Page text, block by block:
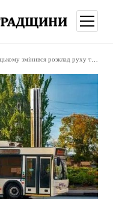
меню
змінився розклад руху тролейбусу №8